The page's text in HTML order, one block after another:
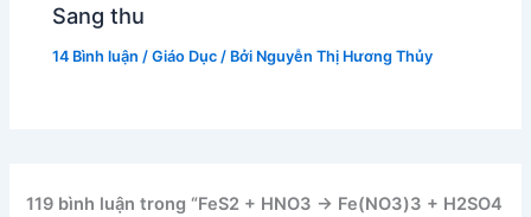
Sang thu
14 Bình luận /Giáo Dục / Bởi Nguyễn Thị Hương Thủy
119 bình luận trong “FeS2 + HNO3 → Fe(NO3)3 + H2SO4